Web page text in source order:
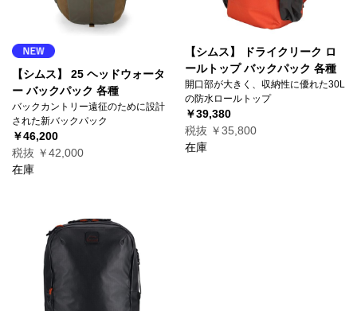
【シムス】 25 ヘッドウォータ
ー バックパック 各種
バックカントリー遠征のために設計
された新バックパック
￥46,200
税抜 ￥42,000
在庫
【シムス】 ドライクリーク ロ
ールトップ バックパック 各種
開口部が大きく、収納性に優れた30L
の防水ロールトップ
￥39,380
税抜 ￥35,800
在庫